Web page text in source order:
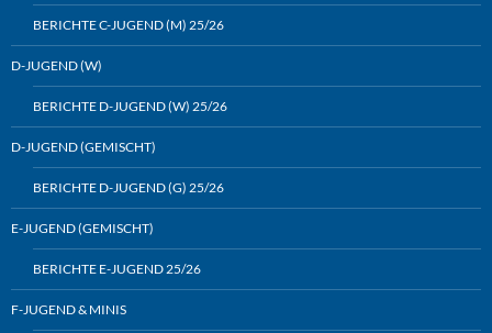
BERICHTE C-JUGEND (M) 25/26
D-JUGEND (W)
BERICHTE D-JUGEND (W) 25/26
D-JUGEND (GEMISCHT)
BERICHTE D-JUGEND (G) 25/26
E-JUGEND (GEMISCHT)
BERICHTE E-JUGEND 25/26
F-JUGEND & MINIS